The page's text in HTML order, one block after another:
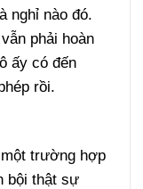
nghỉ nào đó.
phải hoàn
ấy có đến
rồi.
trường hợp
bội thật sự